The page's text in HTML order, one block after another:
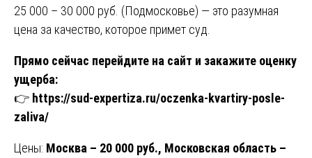
25 000 – 30 000 руб. (Подмосковье) — это разумная
цена за качество, которое примет суд.
Прямо сейчас перейдите на сайт и закажите оценку
ущерба:
👉 https://sud-expertiza.ru/oczenka-kvartiry-posle-
zaliva/
Цены: Москва – 20 000 руб., Московская область –